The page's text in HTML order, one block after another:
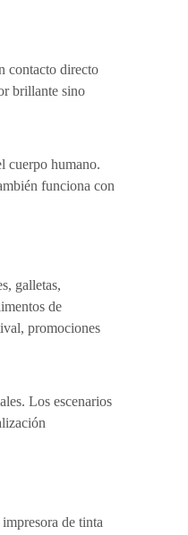
contacto directo
brillante sino
cuerpo humano.
funciona con
galletas,
de
promociones
Los escenarios
de tinta